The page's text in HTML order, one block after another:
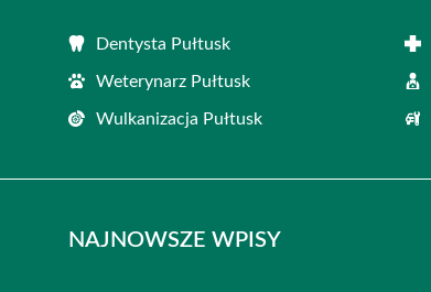
Dentysta Pułtusk
Weterynarz Pułtusk
Wulkanizacja Pułtusk
NAJNOWSZE WPISY